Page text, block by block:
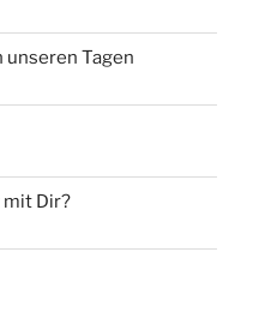
unseren Tagen
mit Dir?